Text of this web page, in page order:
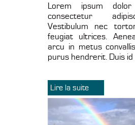
Lorem ipsum
consectetur
Vestibulum nec
feugiat ultrices.
arcu in metus
purus hendrerit. Duis id
Lire la suite